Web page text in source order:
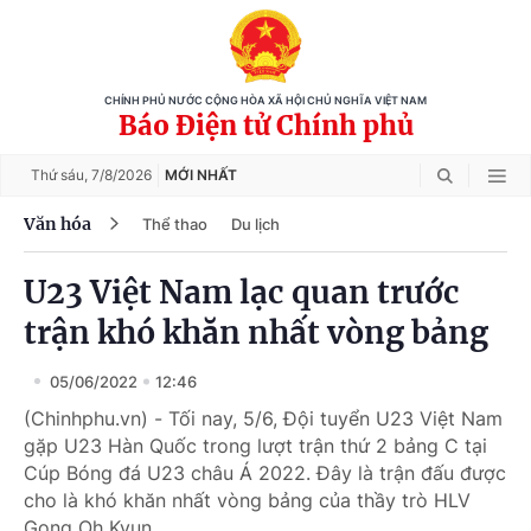
CHÍNH PHỦ NƯỚC CỘNG HÒA XÃ HỘI CHỦ NGHĨA VIỆT NAM
Báo Điện tử Chính phủ
Thứ sáu, 7/8/2026 MỚI NHẤT
Văn hóa Thể thao Du lịch
U23 Việt Nam lạc quan trước
trận khó khăn nhất vòng bảng
05/06/2022 12:46
(Chinhphu.vn) - Tối nay, 5/6, Đội tuyển U23 Việt Nam
gặp U23 Hàn Quốc trong lượt trận thứ 2 bảng C tại
Cúp Bóng đá U23 châu Á 2022. Đây là trận đấu được
cho là khó khăn nhất vòng bảng của thầy trò HLV